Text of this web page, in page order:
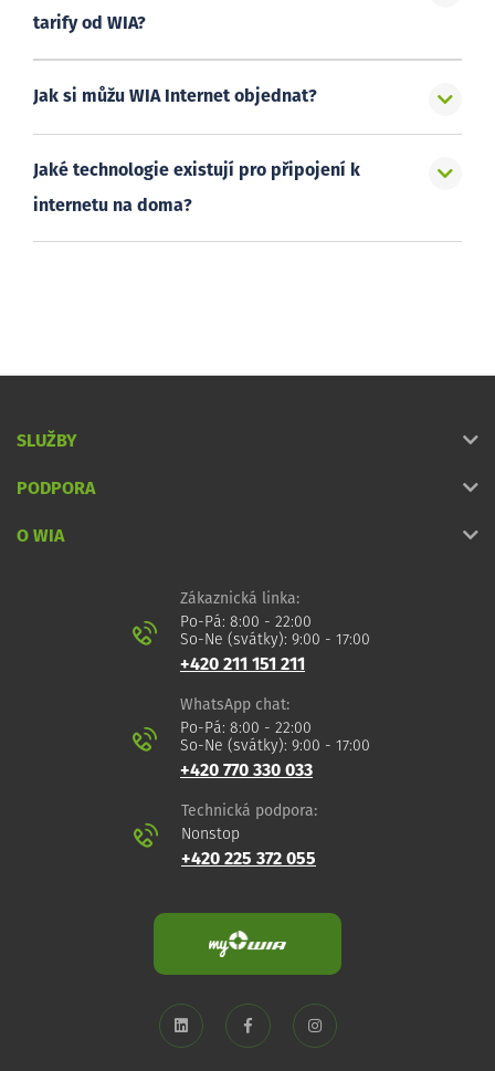
tarify od WIA?
Jak si můžu WIA Internet objednat?
Jaké technologie existují pro připojení k
internetu na doma?
SLUŽBY
PODPORA
O WIA
Zákaznická linka:
Po-Pá: 8:00 - 22:00
So-Ne (svátky): 9:00 - 17:00
+420 211 151 211
WhatsApp chat:
Po-Pá: 8:00 - 22:00
So-Ne (svátky): 9:00 - 17:00
+420 770 330 033
Technická podpora:
Nonstop
+420 225 372 055